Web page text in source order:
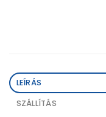
LEÍRÁS
SZÁLLÍTÁS